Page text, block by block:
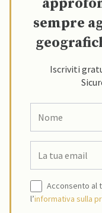
sempre
Iscriviti
Acconsento al
l’informativa sulla